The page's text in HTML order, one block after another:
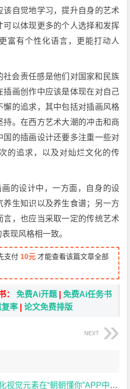
该自觉地学习，提升自身的艺术
可以体现更多的个人选择和发挥
富有个性化语言，更能打动人
社会责任感是他们对国家和民族
插画创作中应该是体现在对自己
懈的追求，其中包括对插画风格
持。在西方艺术大潮的冲击和商
国的插画设计还要多注重一些对
的追求，以及对灿烂文化的传
画的设计中，一方面，自身的设
养生知识以及养生食谱；另一方
言，也应当采取一定的传统艺术
现风格相一致。
支付 10元 才能查看该篇文章全部
：免费Ai开题 |免费Ai任务书
率 |论文免费排版
NEXT
“朝朝懂你”APP中的设计实践与应用文献综述